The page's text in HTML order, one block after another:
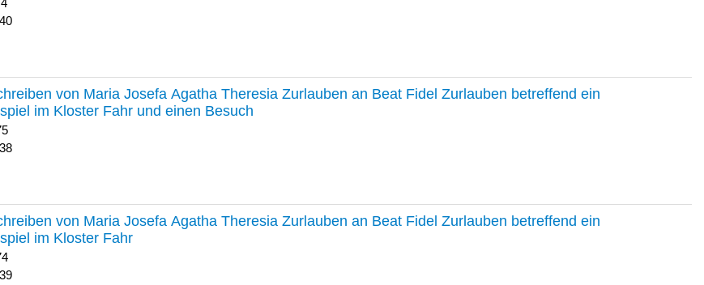
von Maria Josefa Agatha Theresia Zurlauben an Beat Fidel Zurlauben betreffend ein
im Kloster Fahr und einen Besuch
von Maria Josefa Agatha Theresia Zurlauben an Beat Fidel Zurlauben betreffend ein
im Kloster Fahr